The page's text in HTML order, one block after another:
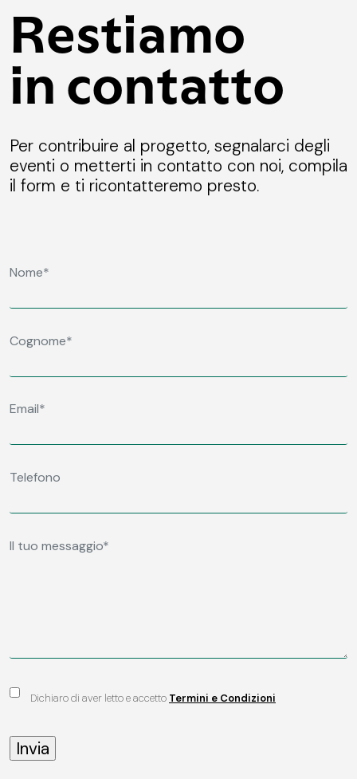
Restiamo
in contatto
Per contribuire al progetto, segnalarci degli
eventi o metterti in contatto con noi, compila
il form e ti ricontatteremo presto.
Dichiaro di aver letto e accetto Termini e Condizioni